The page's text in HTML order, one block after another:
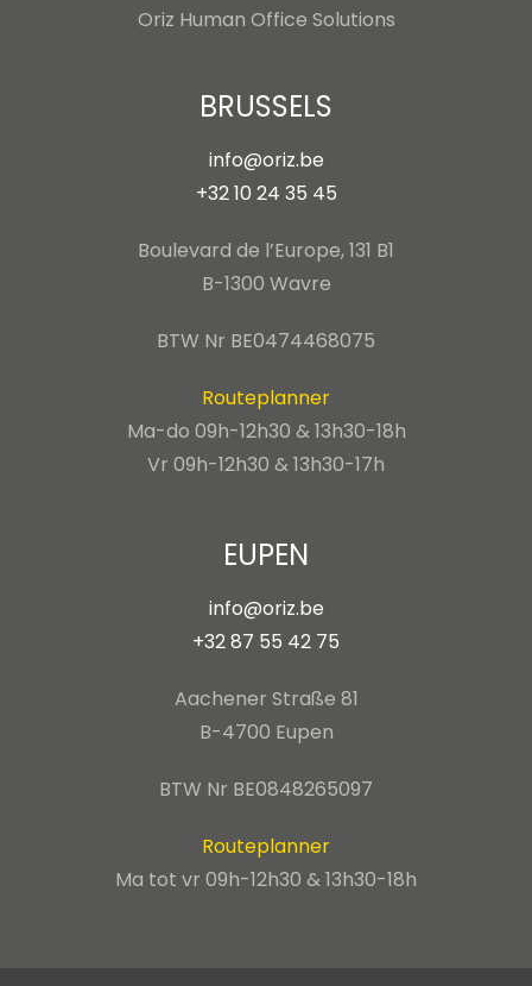
Oriz Human Office Solutions
BRUSSELS
info@oriz.be
+32 10 24 35 45
Boulevard de l’Europe, 131 B1
B-1300 Wavre
BTW Nr BE0474468075
Routeplanner
Ma-do 09h-12h30 & 13h30-18h
Vr 09h-12h30 & 13h30-17h
EUPEN
info@oriz.be
+32 87 55 42 75
Aachener Straße 81
B-4700 Eupen
BTW Nr BE0848265097
Routeplanner
Ma tot vr 09h-12h30 & 13h30-18h